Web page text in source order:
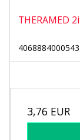
THERAMED
4068884000543
3,76 EUR